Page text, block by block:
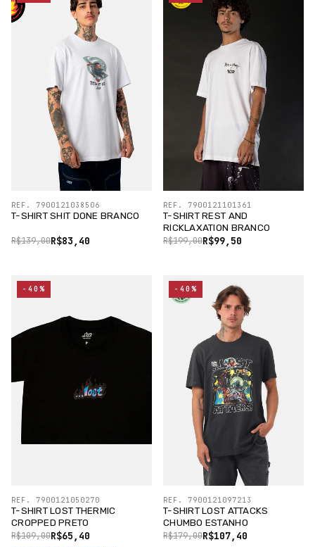
T-SHIRT SHIT DONE BRANCO
R$83,40
R$139,00
REF. 7900121038506
T-SHIRT REST AND
RICKLAXATION BRANCO
R$99,50
R$199,00
REF. 7900121101361
T-SHIRT LOST THERMIC
CROPPED PRETO
R$65,40
R$109,00
REF. 7900121050270
-40%
T-SHIRT LOST ATTACKS
CHUMBO ESTANHO
R$107,40
R$179,00
REF. 7900121097213
-40%